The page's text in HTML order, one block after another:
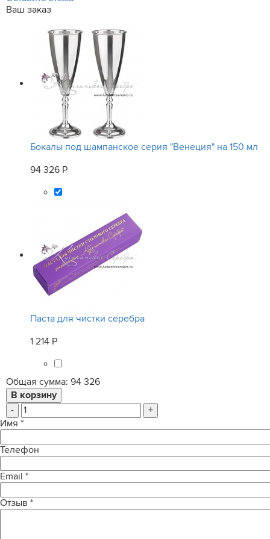
Ваш заказ
Бокалы под шампанское серия "Венеция" на 150 мл
94 326 Р
Паста для чистки серебра
1 214 Р
Общая сумма: 94 326
-
+
Имя *
Телефон
Email *
Отзыв *